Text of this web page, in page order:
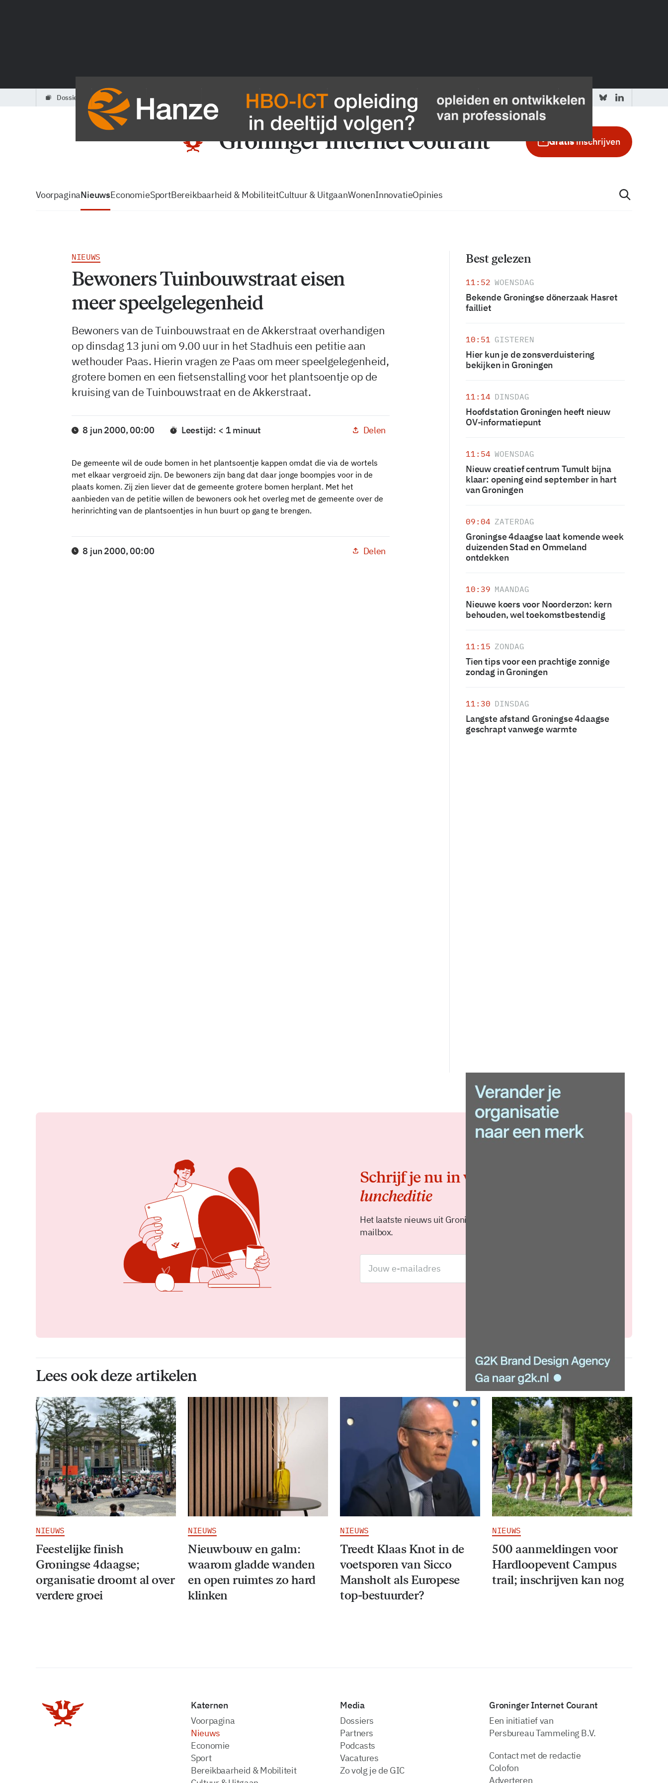
dossiers partners vacatures zo volg je de GIC Tip de redactie Adverteren in de GIC
Gratisinschrijven
VoorpaginaNieuwsEconomieSportBereikbaarheid & MobiliteitCultuur & UitgaanWonenInnovatieOpinies
NIEUWS
Bewoners Tuinbouwstraat eisen
meer speelgelegenheid
Bewoners van de Tuinbouwstraat en de Akkerstraat overhandigen
op dinsdag 13 juni om 9.00 uur in het Stadhuis een petitie aan
wethouder Paas. Hierin vragen ze Paas om meer speelgelegenheid,
grotere bomen en een fietsenstalling voor het plantsoentje op de
kruising van de Tuinbouwstraat en de Akkerstraat.
8 jun 2000, 00:00 Leestijd: < 1 minuut Delen
De gemeente wil de oude bomen in het plantsoentje kappen omdat die via de wortels
met elkaar vergroeid zijn. De bewoners zijn bang dat daar jonge boompjes voor in de
plaats komen. Zij zien liever dat de gemeente grotere bomen herplant. Met het
aanbieden van de petitie willen de bewoners ook het overleg met de gemeente over de
herinrichting van de plantsoentjes in hun buurt op gang te brengen.
8 jun 2000, 00:00 Delen
Best gelezen
11:52 WOENSDAG
Bekende Groningse dönerzaak Hasret
failliet
10:51 GISTEREN
Hier kun je de zonsverduistering
bekijken in Groningen
11:14 DINSDAG
Hoofdstation Groningen heeft nieuw
OV-informatiepunt
11:54 WOENSDAG
Nieuw creatief centrum Tumult bijna
klaar: opening eind september in hart
van Groningen
09:04 ZATERDAG
Groningse 4daagse laat komende week
duizenden Stad en Ommeland
ontdekken
10:39 MAANDAG
Nieuwe koers voor Noorderzon: kern
behouden, wel toekomstbestendig
11:15 ZONDAG
Tien tips voor een prachtige zonnige
zondag in Groningen
11:30 DINSDAG
Langste afstand Groningse 4daagse
geschrapt vanwege warmte
Schrijf je nu in voor de
luncheditie
Het laatste nieuws uit Groningen elke middag in je
mailbox.
Lees ook deze artikelen
NIEUWS
Feestelijke finish
Groningse 4daagse;
organisatie droomt al over
verdere groei
NIEUWS
Nieuwbouw en galm:
waarom gladde wanden
en open ruimtes zo hard
klinken
NIEUWS
Treedt Klaas Knot in de
voetsporen van Sicco
Mansholt als Europese
top-bestuurder?
NIEUWS
500 aanmeldingen voor
Hardloopevent Campus
trail; inschrijven kan nog
Katernen
Voorpagina
Nieuws
Economie
Sport
Bereikbaarheid & Mobiliteit
Media
dossiers
partners
podcasts
vacatures
zo volg je de GIC
Groninger Internet Courant
Een initiatief van
Persbureau Tammeling B.V.
Contact met de redactie
Colofon
Adverteren